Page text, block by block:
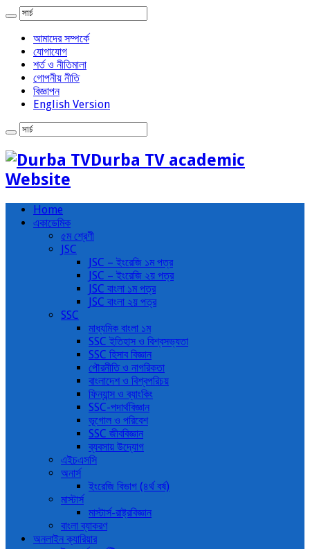
আমাদের সম্পর্কে
যোগাযোগ
শর্ত ও নীতিমালা
গোপনীয় নীতি
বিজ্ঞাপন
English Version
Durba TV academic
Website
Home
একাডেমিক
৫ম শ্রেণী
JSC
JSC – ইংরেজি ১ম পত্র
JSC – ইংরেজি ২য় পত্র
JSC বাংলা ১ম পত্র
JSC বাংলা ২য় পত্র
SSC
মাধ্যমিক বাংলা ১ম
SSC ইতিহাস ও বিশ্বসভ্যতা
SSC হিসাব বিজ্ঞান
পৌরনীতি ও নাগরিকতা
বাংলাদেশ ও বিশ্বপরিচয়
ফিন্যান্স ও ব্যাংকিং
SSC-পদার্থবিজ্ঞান
ভূগোল ও পরিবেশ
SSC জীববিজ্ঞান
ব্যবসায় উদ্যোগ
এইচএসসি
অনার্স
ইংরেজি বিভাগ (৪র্থ বর্ষ)
মাস্টার্স
মাস্টার্স-রাষ্ট্রবিজ্ঞান
বাংলা ব্যাকরণ
অনলাইন ক্যারিয়ার